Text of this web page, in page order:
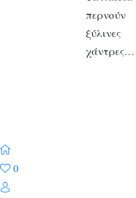
περνούν
ξύλινες
χάντρες…
0